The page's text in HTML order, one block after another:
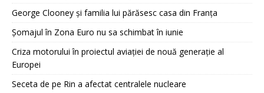
George Clooney și familia lui părăsesc casa din Franța
Șomajul în Zona Euro nu sa schimbat în iunie
Criza motorului în proiectul aviației de nouă generație al
Europei
Seceta de pe Rin a afectat centralele nucleare